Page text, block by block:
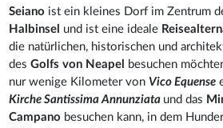
Seiano ist ein kleines Dorf im Zentrum
Halbinsel und ist eine ideale
die natürlichen, historischen und
desGolfs von Neapel
besuchen
nur wenige Kilometer von Vico Equense
Kirche Santissima Annunziata und das
Campano besuchen kann, in dem